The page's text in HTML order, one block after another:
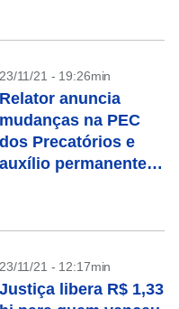
23/11/21 - 19:26min
Relator anuncia
mudanças na PEC
dos Precatórios e
auxílio permanente
23/11/21 - 12:17min
Justiça libera R$ 1,33